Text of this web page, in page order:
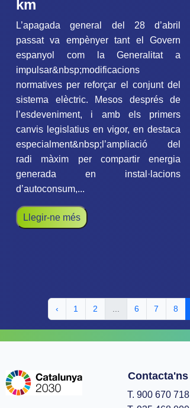
km
L’apagada general del 28 d’abril
passat va empènyer tant el Govern
espanyol com la Generalitat a
impulsar&nbsp;modificacions
normatives per reforçar el conjunt del
sistema elèctric. Mesos després de
l’esdeveniment, i amb els primers
canvis legislatius en vigor, en destaca
especialment&nbsp;l’ampliació del
radi màxim per compartir energia
generada en instal·lacions
d’autoconsum,...
Llegir-ne més
‹ 1 2 ... 6 7 8
Contacta'ns
T. 900 670 718